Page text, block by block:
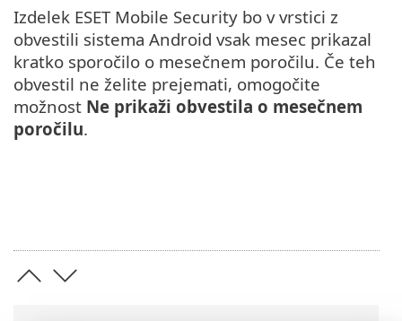
Izdelek ESET Mobile Security bo v vrstici z
obvestili sistema Android vsak mesec prikazal
kratko sporočilo o mesečnem poročilu. Če teh
obvestil ne želite prejemati, omogočite
možnost Ne prikaži obvestila o mesečnem
poročilu.